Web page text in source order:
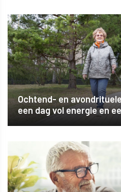
Ochtend- en
een dag vol energie en